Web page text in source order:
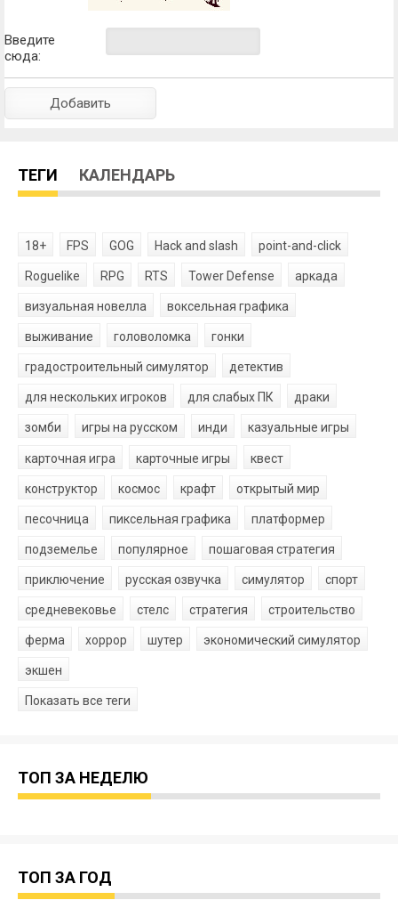
Введите
сюда:
ТЕГИ КАЛЕНДАРЬ
18+ FPS GOG Hack and slash point-and-click
Roguelike RPG RTS Tower Defense аркада
визуальная новелла воксельная графика
выживание головоломка гонки
градостроительный симулятор детектив
для нескольких игроков для слабых ПК драки
зомби игры на русском инди казуальные игры
карточная игра карточные игры квест
конструктор космос крафт открытый мир
песочница пиксельная графика платформер
подземелье популярное пошаговая стратегия
приключение русская озвучка симулятор спорт
средневековье стелс стратегия строительство
ферма хоррор шутер экономический симулятор
экшен
Показать все теги
ТОП ЗА НЕДЕЛЮ
ТОП ЗА ГОД